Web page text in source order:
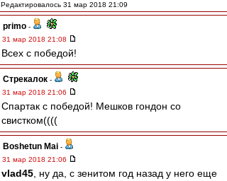
Редактировалось 31 мар 2018 21:09
primo -
31 мар 2018 21:08
Всех с победой!
Стрекалок -
31 мар 2018 21:06
Спартак с победой! Мешков гондон со
свистком((((
Boshetun Mai -
31 мар 2018 21:06
vlad45 , ну да, с зенитом год назад у него еще